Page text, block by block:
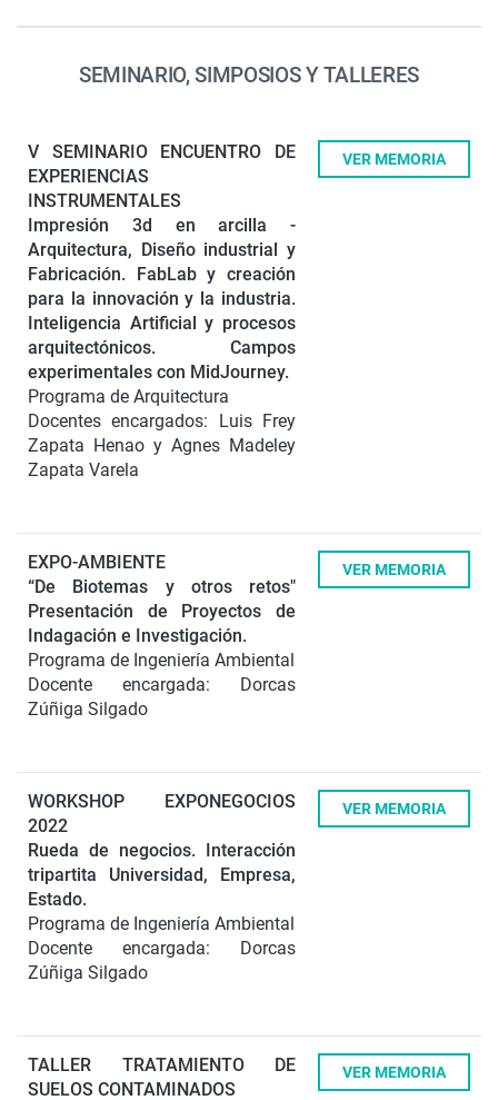
SEMINARIO, SIMPOSIOS Y TALLERES
V SEMINARIO ENCUENTRO DE
EXPERIENCIAS
INSTRUMENTALES
Impresión 3d en arcilla -
Arquitectura, Diseño industrial y
Fabricación. FabLab y creación
para la innovación y la industria.
Inteligencia Artificial y procesos
arquitectónicos. Campos
experimentales con MidJourney.
Programa de Arquitectura
Docentes encargados: Luis Frey
Zapata Henao y Agnes Madeley
Zapata Varela
VER MEMORIA
EXPO-AMBIENTE
“De Biotemas y otros retos"
Presentación de Proyectos de
Indagación e Investigación.
Programa de Ingeniería Ambiental
Docente encargada: Dorcas
Zúñiga Silgado
VER MEMORIA
WORKSHOP EXPONEGOCIOS
2022
Rueda de negocios. Interacción
tripartita Universidad, Empresa,
Estado.
Programa de Ingeniería Ambiental
Docente encargada: Dorcas
Zúñiga Silgado
VER MEMORIA
TALLER TRATAMIENTO DE
SUELOS CONTAMINADOS
VER MEMORIA